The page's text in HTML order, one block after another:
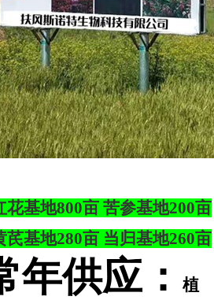
花基地800亩 苦参基地200亩
芪基地280亩 当归基地260亩
年供应： 植